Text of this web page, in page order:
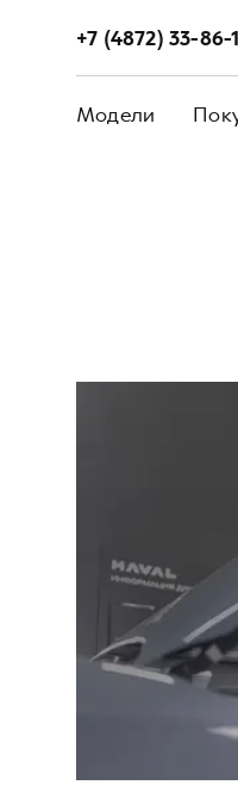
+7 (4872) 33-86-
Модели